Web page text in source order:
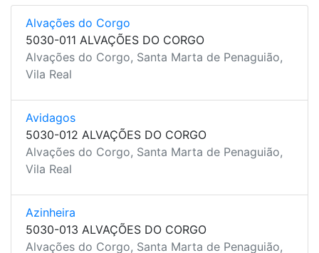
Alvações do Corgo
5030-011 ALVAÇÕES DO CORGO
Alvações do Corgo, Santa Marta de Penaguião,
Vila Real
Avidagos
5030-012 ALVAÇÕES DO CORGO
Alvações do Corgo, Santa Marta de Penaguião,
Vila Real
Azinheira
5030-013 ALVAÇÕES DO CORGO
Alvações do Corgo, Santa Marta de Penaguião,